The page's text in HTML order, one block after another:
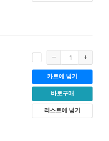
카트에 넣기
바로구매
리스트에 넣기